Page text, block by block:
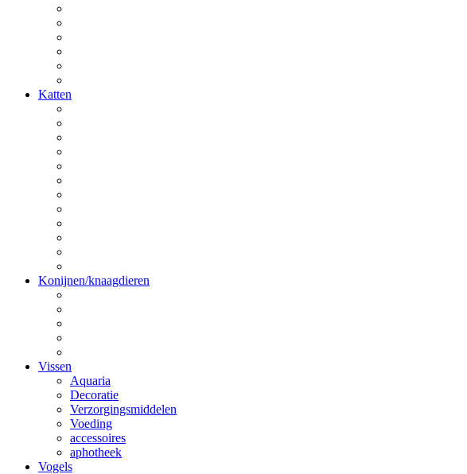
Katten
Konijnen/knaagdieren
Vissen
Aquaria
Decoratie
Verzorgingsmiddelen
Voeding
accessoires
aphotheek
Vogels